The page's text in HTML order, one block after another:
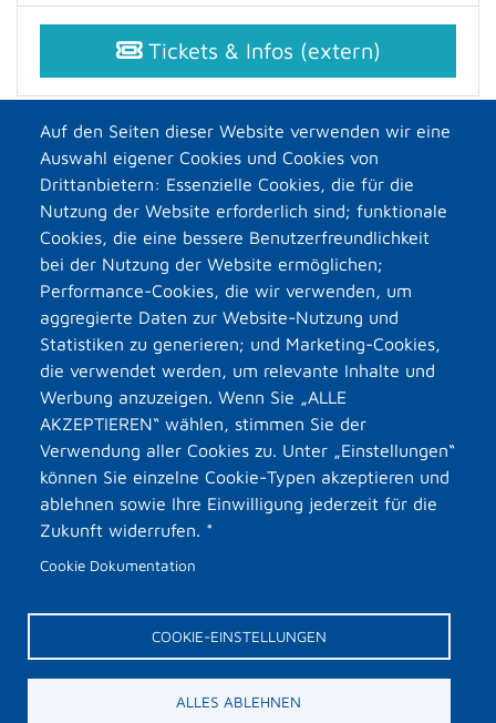
Auf den Seiten dieser Website verwenden wir eine
Auswahl eigener Cookies und Cookies von
Drittanbietern: Essenzielle Cookies, die für die
Nutzung der Website erforderlich sind; funktionale
Cookies, die eine bessere Benutzerfreundlichkeit
bei der Nutzung der Website ermöglichen;
Performance-Cookies, die wir verwenden, um
aggregierte Daten zur Website-Nutzung und
Statistiken zu generieren; und Marketing-Cookies,
die verwendet werden, um relevante Inhalte und
Werbung anzuzeigen. Wenn Sie „ALLE
AKZEPTIEREN“ wählen, stimmen Sie der
Verwendung aller Cookies zu. Unter „Einstellungen“
können Sie einzelne Cookie-Typen akzeptieren und
ablehnen sowie Ihre Einwilligung jederzeit für die
Zukunft widerrufen. *
Cookie Dokumentation
COOKIE-EINSTELLUNGEN
ALLES ABLEHNEN
Tickets & Infos (extern)